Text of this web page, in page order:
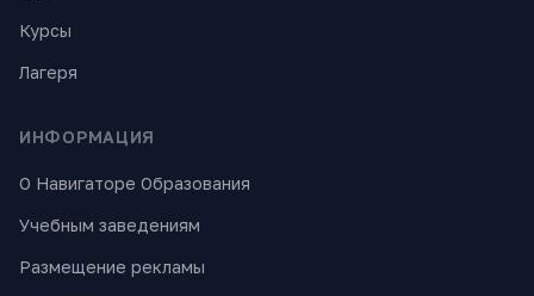
Курсы
Лагеря
ИНФОРМАЦИЯ
О Навигаторе Образования
Учебным заведениям
Размещение рекламы